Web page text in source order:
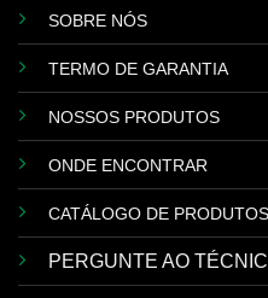
SOBRE NÓS
TERMO DE GARANTIA
NOSSOS PRODUTOS
ONDE ENCONTRAR
CATÁLOGO DE PRODUTOS
PERGUNTE AO